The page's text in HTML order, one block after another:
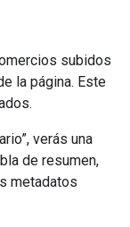
subidos
la página. Este
verás una
de resumen,
metadatos